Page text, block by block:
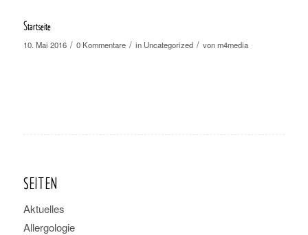
Startseite
10. Mai 2016 / 0 Kommentare / in Uncategorized / vonm4media
SEITEN
Aktuelles
Allergologie